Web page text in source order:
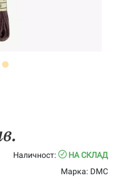
Наличност:
НА СКЛАД
Марка: DMC